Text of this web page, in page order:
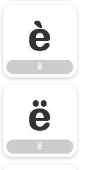
è
è
ë
ë